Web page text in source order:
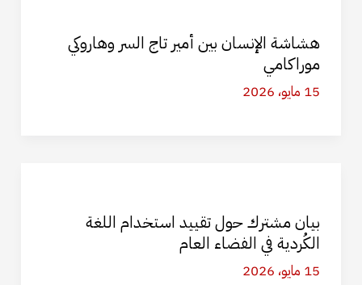
هشاشة الإنسان بين أمير تاج السر وهاروكي
موراكامي
15 مايو، 2026
بيان مشترك حول تقييد استخدام اللغة
الكُردية في الفضاء العام
15 مايو، 2026